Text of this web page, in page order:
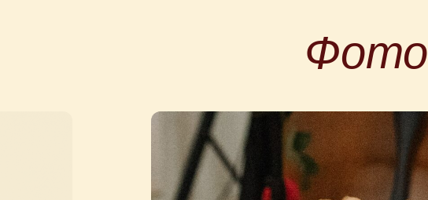
Фото